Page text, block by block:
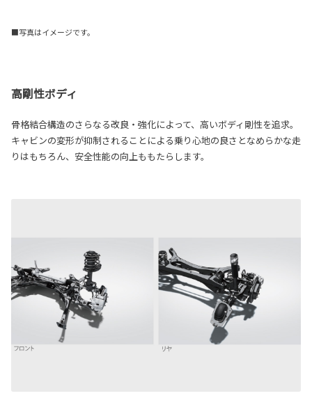
■写真はイメージです。
高剛性ボディ
骨格結合構造のさらなる改良・強化によって、高いボディ剛性を追求。
キャビンの変形が抑制されることによる乗り心地の良さとなめらかな走
りはもちろん、安全性能の向上ももたらします。